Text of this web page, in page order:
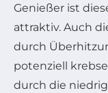
Genießer ist
attraktiv. Auch
durch
potenziell
durch die